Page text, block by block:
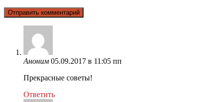
Аноним 05.09.2017 в 11:05 пп
Прекрасные советы!
Ответить